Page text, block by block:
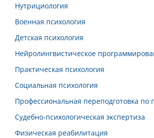
Нутрициология
Военная психология
Детская психология
Нейролингвистическое
Практическая психология
Социальная психология
Профессиональная переподготовка по
Судебно-психологическая экспертиза
Физическая реабилитация